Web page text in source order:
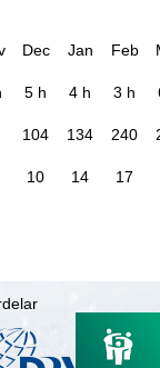
Dec Jan Feb
5 h 4 h 3 h
104 134 240
10 14 17